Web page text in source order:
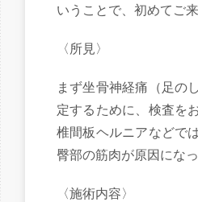
いうことで、初めてご
〈所見〉
まず坐骨神経痛（足の
定するために、検査を
椎間板ヘルニアなどで
臀部の筋肉が原因にな
〈施術内容〉